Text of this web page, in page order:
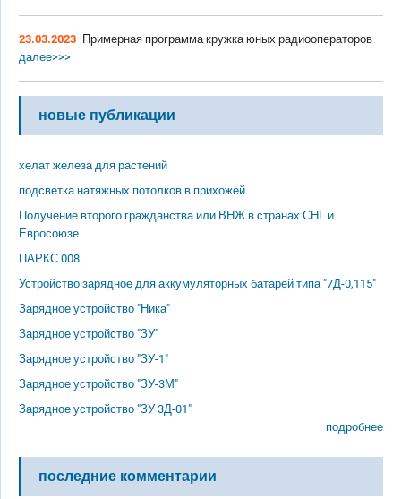
23.03.2023 Примерная программа кружка юных радиооператоров
далее>>>
новые публикации
хелат железа для растений
подсветка натяжных потолков в прихожей
Получение второго гражданства или ВНЖ в странах СНГ и
Евросоюзе
ПАРКС 008
Устройство зарядное для аккумуляторных батарей типа "7Д-0,115"
Зарядное устройство "Ника"
Зарядное устройство "ЗУ"
Зарядное устройство "ЗУ-1"
Зарядное устройство "ЗУ-3М"
Зарядное устройство "ЗУ 3Д-01"
подробнее
последние комментарии